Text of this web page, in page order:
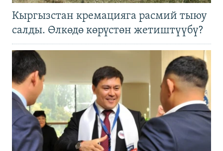
Кыргызстан кремацияга расмий тыюу
салды. Өлкөдө көрүстөн жетиштүүбү?